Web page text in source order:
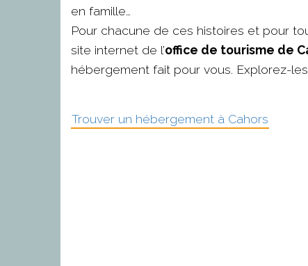
en famille…
Pour chacune de ces histoires et pour
site internet de l’office de tourisme de
hébergement fait pour vous. Explorez-
Trouver un hébergement à Cahors